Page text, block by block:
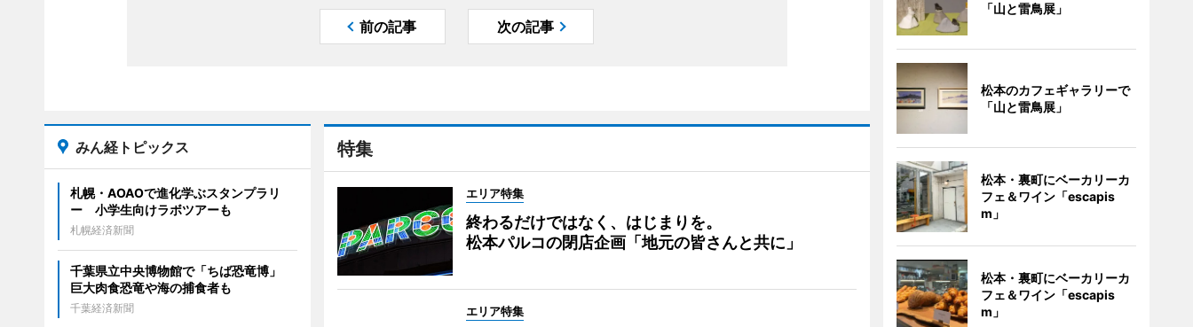
前の記事 次の記事
特集
エリア特集
終わるだけではなく、はじまりを。
松本パルコの閉店企画「地元の皆さんと共に」
エリア特集
みん経トピックス
札幌・AOAOで進化学ぶスタンプラリ
ー 小学生向けラボツアーも
札幌経済新聞
千葉県立中央博物館で「ちば恐竜博」
巨大肉食恐竜や海の捕食者も
千葉経済新聞
「山と雷鳥展」
松本のカフェギャラリーで
「山と雷鳥展」
松本・裏町にベーカリーカ
フェ＆ワイン「escapis
m」
松本・裏町にベーカリーカ
フェ＆ワイン「escapis
m」